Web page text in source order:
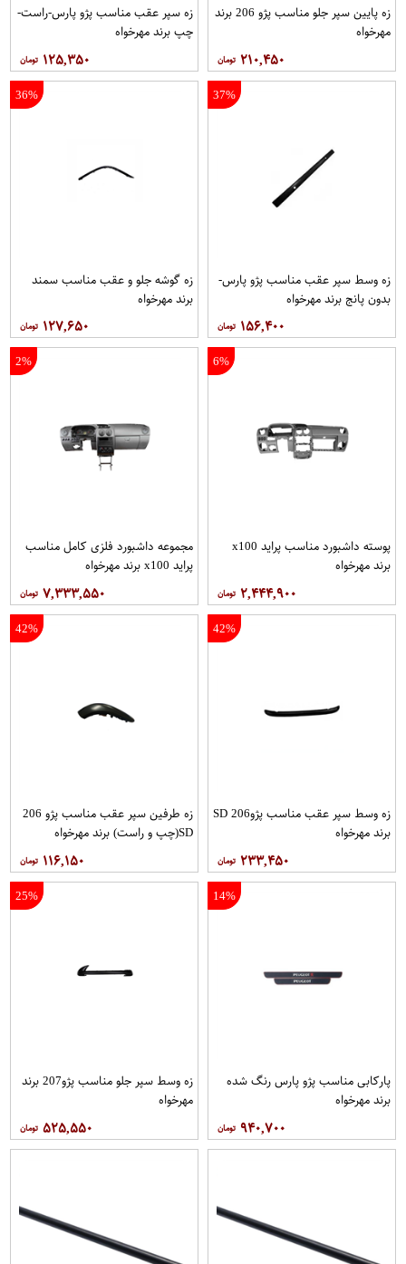
زه پایین سپر جلو مناسب پژو 206 برند
مهرخواه
۲۱۰,۴۵۰
زه سپر عقب مناسب پژو پارس-راست-
چپ برند مهرخواه
۱۲۵,۳۵۰
37%
زه وسط سپر عقب مناسب پژو پارس-
بدون پانج برند مهرخواه
۱۵۶,۴۰۰
36%
زه گوشه جلو و عقب مناسب سمند
برند مهرخواه
۱۲۷,۶۵۰
6%
پوسته داشبورد مناسب پراید x100
برند مهرخواه
۲,۴۴۴,۹۰۰
2%
مجموعه داشبورد فلزی كامل مناسب
پراید x100 برند مهرخواه
۷,۳۳۳,۵۵۰
42%
زه وسط سپر عقب مناسب پژو206 SD
برند مهرخواه
۲۳۳,۴۵۰
42%
زه طرفین سپر عقب مناسب پژو 206
SD(چپ و راست) برند مهرخواه
۱۱۶,۱۵۰
14%
پاركابی مناسب پژو پارس رنگ شده
برند مهرخواه
۹۴۰,۷۰۰
25%
زه وسط سپر جلو مناسب پژو207 برند
مهرخواه
۵۲۵,۵۵۰